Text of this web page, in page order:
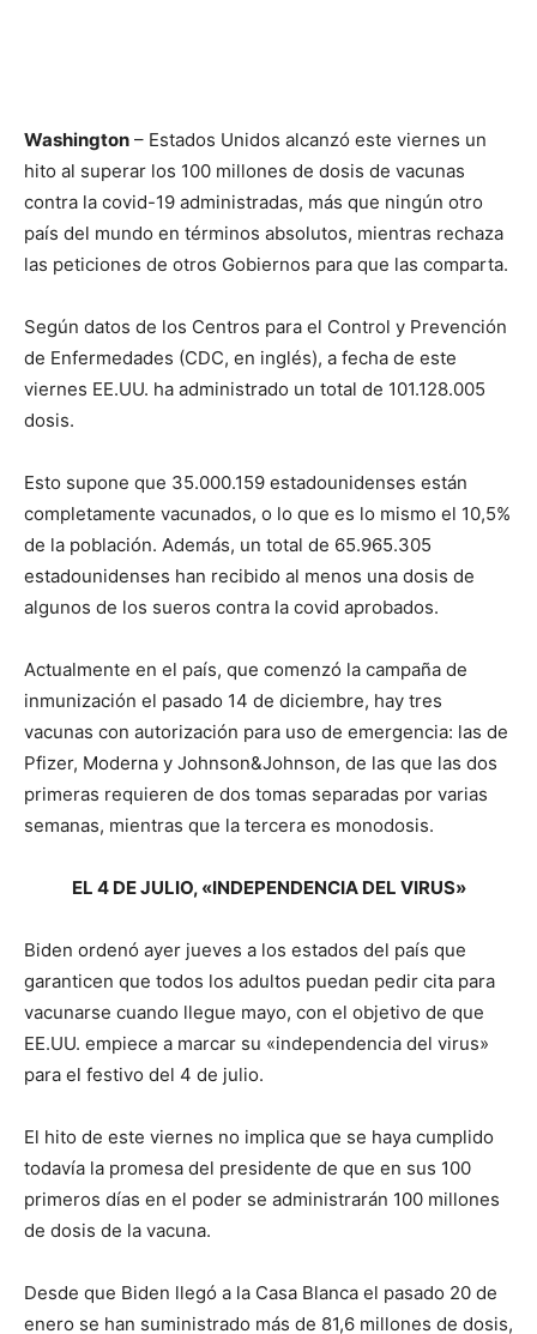
Washington – Estados Unidos alcanzó este viernes un
hito al superar los 100 millones de dosis de vacunas
contra la covid-19 administradas, más que ningún otro
país del mundo en términos absolutos, mientras rechaza
las peticiones de otros Gobiernos para que las comparta.
Según datos de los Centros para el Control y Prevención
de Enfermedades (CDC, en inglés), a fecha de este
viernes EE.UU. ha administrado un total de 101.128.005
dosis.
Esto supone que 35.000.159 estadounidenses están
completamente vacunados, o lo que es lo mismo el 10,5%
de la población. Además, un total de 65.965.305
estadounidenses han recibido al menos una dosis de
algunos de los sueros contra la covid aprobados.
Actualmente en el país, que comenzó la campaña de
inmunización el pasado 14 de diciembre, hay tres
vacunas con autorización para uso de emergencia: las de
Pfizer, Moderna y Johnson&Johnson, de las que las dos
primeras requieren de dos tomas separadas por varias
semanas, mientras que la tercera es monodosis.
EL 4 DE JULIO, «INDEPENDENCIA DEL VIRUS»
Biden ordenó ayer jueves a los estados del país que
garanticen que todos los adultos puedan pedir cita para
vacunarse cuando llegue mayo, con el objetivo de que
EE.UU. empiece a marcar su «independencia del virus»
para el festivo del 4 de julio.
El hito de este viernes no implica que se haya cumplido
todavía la promesa del presidente de que en sus 100
primeros días en el poder se administrarán 100 millones
de dosis de la vacuna.
Desde que Biden llegó a la Casa Blanca el pasado 20 de
enero se han suministrado más de 81,6 millones de dosis,